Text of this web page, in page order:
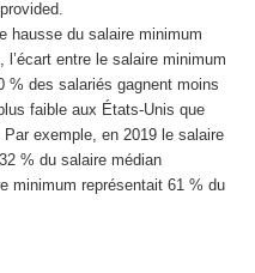
hausse du salaire minimum
entre le salaire minimum
% des salariés gagnent moins
faible aux États-Unis que
exemple, en 2019 le salaire
% du salaire médian
minimum représentait 61 % du